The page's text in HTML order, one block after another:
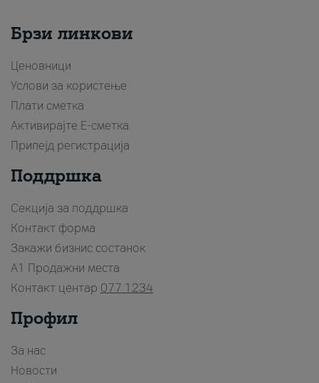
Брзи линкови
Ценовници
Услови за користење
Плати сметка
Активирајте Е-сметка
Припејд регистрација
Поддршка
Секција за поддршка
Контакт форма
Закажи бизнис состанок
A1 Продажни места
Контакт центар 077 1234
Профил
За нас
Новости